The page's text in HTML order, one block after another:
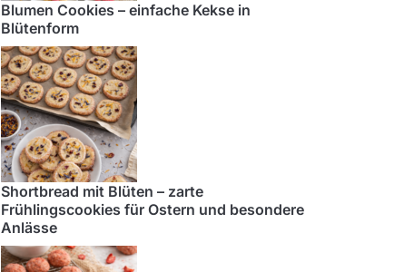
Blumen Cookies – einfache Kekse in
Blütenform
Shortbread mit Blüten – zarte
Frühlingscookies für Ostern und besondere
Anlässe